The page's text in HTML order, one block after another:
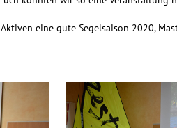
eine gute Segelsaison 2020,